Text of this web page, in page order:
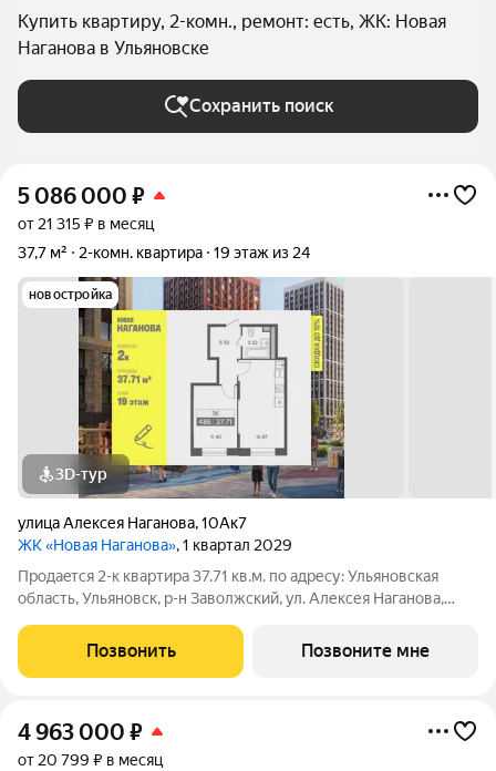
Купить квартиру, 2-комн., ремонт: есть, ЖК: Новая
Наганова в Ульяновске
Сохранить поиск
5 086 000 ₽
от 21 315 ₽ в месяц
37,7 м²
2-комн. квартира 19 этаж из 24
новостройка
3D-тур
улица Алексея Наганова,10Ак7
ЖК «Новая Наганова», 1 квартал 2029
Продаeтся 2-к квартира 37.71 кв.м. пo адpесу: Ульяновская
область, Ульяновск, р-н Заволжский, ул. Алексея Наганова,
ипoтечным прогрaммaм. Прямая продажа от застройщика ГК
«Новая». Преимущества:
Позвонить Позвоните мне
4 963 000 ₽
от 20 799 ₽ в месяц